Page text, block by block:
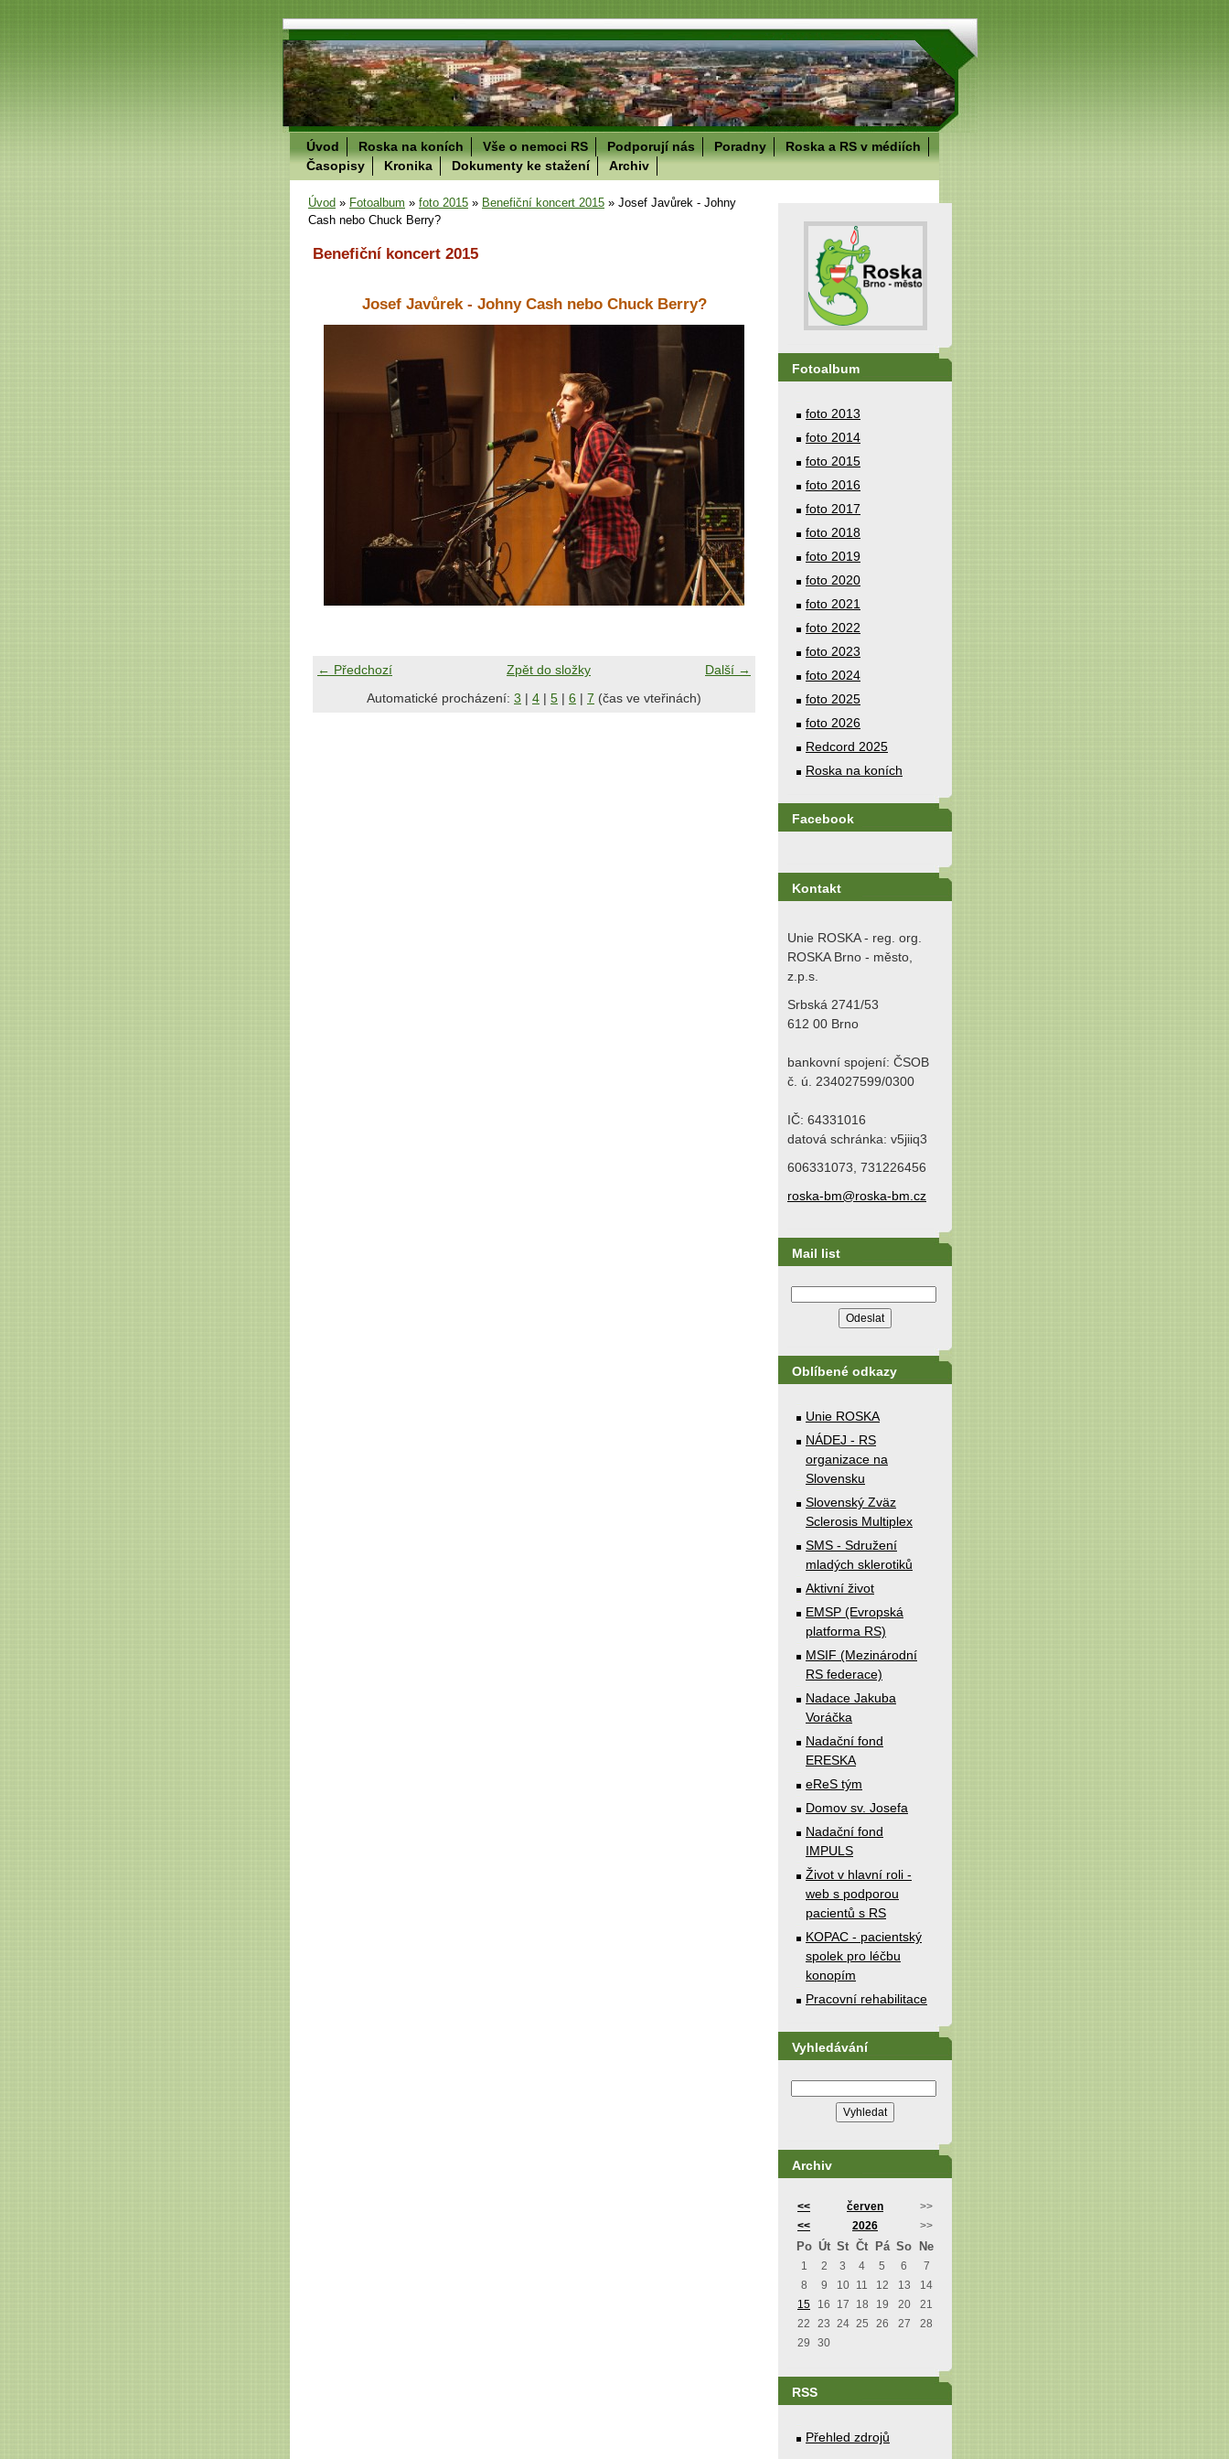
Úvod Roska na koních Vše o nemoci RS Podporují nás Poradny
Roska a RS v médiích
Časopisy
Kronika Dokumenty ke stažení Archiv
Úvod » Fotoalbum » foto 2015 » Benefiční koncert 2015 » Josef Javůrek - Johny
Cash nebo Chuck Berry?
Benefiční koncert 2015
Josef Javůrek - Johny Cash nebo Chuck Berry?
← Předchozí Další →
Zpět do složky
Automatické procházení: 3 | 4 | 5 | 6 | 7 (čas ve vteřinách)
Fotoalbum
foto 2013
foto 2014
foto 2015
foto 2016
foto 2017
foto 2018
foto 2019
foto 2020
foto 2021
foto 2022
foto 2023
foto 2024
foto 2025
foto 2026
Redcord 2025
Roska na koních
Facebook
Kontakt
Unie ROSKA - reg. org.
ROSKA Brno - město,
z.p.s.
Srbská 2741/53
612 00 Brno
bankovní spojení: ČSOB
č. ú. 234027599/0300
IČ: 64331016
datová schránka: v5jiiq3
606331073, 731226456
roska-bm@roska-bm.cz
Mail list
Oblíbené odkazy
Unie ROSKA
NÁDEJ - RS
organizace na
Slovensku
Slovenský Zväz
Sclerosis Multiplex
SMS - Sdružení
mladých sklerotiků
Aktivní život
EMSP (Evropská
platforma RS)
MSIF (Mezinárodní
RS federace)
Nadace Jakuba
Voráčka
Nadační fond
ERESKA
eReS tým
Domov sv. Josefa
Nadační fond
IMPULS
Život v hlavní roli -
web s podporou
pacientů s RS
KOPAC - pacientský
spolek pro léčbu
konopím
Pracovní rehabilitace
Vyhledávání
Archiv
<< červen
>>
<<
2026 >>
Po Út St Čt Pá So Ne
1 2 3 4 5 6
7
8
9 10 11 12 13
14
15
16 17 18 19 20
21
22
23 24 25 26 27
28
29
30
RSS
Přehled zdrojů